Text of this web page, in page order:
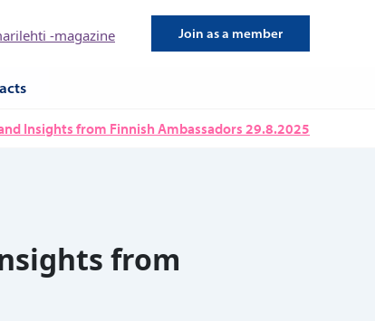
-magazine Join as a member
Insights from Finnish Ambassadors 29.8.2025
from